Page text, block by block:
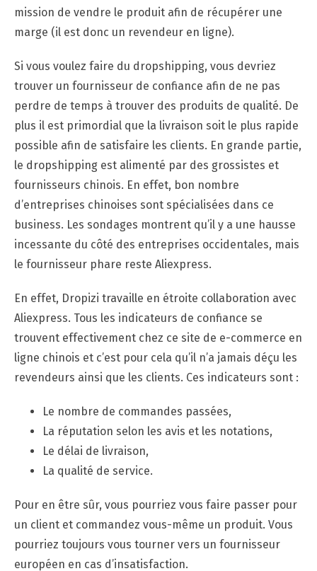
mission de vendre le produit afin de récupérer une
marge (il est donc un revendeur en ligne).
Si vous voulez faire du dropshipping, vous devriez
trouver un fournisseur de confiance afin de ne pas
perdre de temps à trouver des produits de qualité. De
plus il est primordial que la livraison soit le plus rapide
possible afin de satisfaire les clients. En grande partie,
le dropshipping est alimenté par des grossistes et
fournisseurs chinois. En effet, bon nombre
d’entreprises chinoises sont spécialisées dans ce
business. Les sondages montrent qu’il y a une hausse
incessante du côté des entreprises occidentales, mais
le fournisseur phare reste Aliexpress.
En effet, Dropizi travaille en étroite collaboration avec
Aliexpress. Tous les indicateurs de confiance se
trouvent effectivement chez ce site de e-commerce en
ligne chinois et c’est pour cela qu’il n’a jamais déçu les
revendeurs ainsi que les clients. Ces indicateurs sont :
Le nombre de commandes passées,
La réputation selon les avis et les notations,
Le délai de livraison,
La qualité de service.
Pour en être sûr, vous pourriez vous faire passer pour
un client et commandez vous-même un produit. Vous
pourriez toujours vous tourner vers un fournisseur
européen en cas d’insatisfaction.